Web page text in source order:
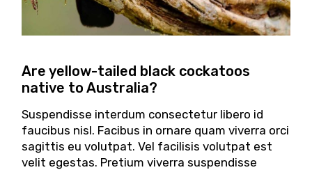
Are yellow-tailed black cockatoos
native to Australia?
Suspendisse interdum consectetur libero id
faucibus nisl. Facibus in ornare quam viverra orci
sagittis eu volutpat. Vel facilisis volutpat est
velit egestas. Pretium viverra suspendisse